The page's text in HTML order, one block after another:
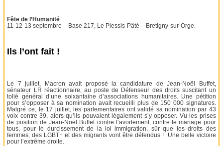
Fête de l’Humanité
11-12-13 septembre – Base 217, Le Plessis-Pâté – Bretigny-sur-Orge.
Ils l’ont fait !
Le 7 juillet, Macron avait proposé la candidature de Jean-Noël Buffet,
sénateur LR réactionnaire, au poste de Défenseur des droits suscitant un
tollé général d’une soixantaine d’associations humanitaires. Une pétition
pour s’opposer à sa nomination avait recueilli plus de 150 000 signatures.
Malgré ce, le 17 juillet, les parlementaires ont validé sa nomination par 43
voix contre 39, alors qu’ils pouvaient légalement s’y opposer. Vu les prises
de position de Jean-Noël Buffet contre l’avortement, contre le mariage pour
tous, pour le durcissement de la loi immigration, sûr que les droits des
femmes, des LGBT+ et des migrants vont être défendus ! Une belle victoire
pour l’extrême droite.